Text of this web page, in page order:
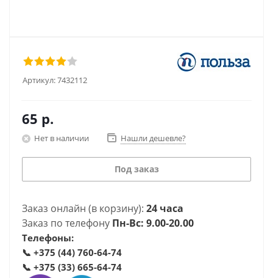
Артикул:7432112
65 р.
Нет в наличии Нашли дешевле?
Под заказ
Заказ онлайн (в корзину): 24 часа
Заказ по телефону Пн-Вс: 9.00-20.00
Телефоны:
📞 +375 (44) 760-64-74
📞 +375 (33) 665-64-74